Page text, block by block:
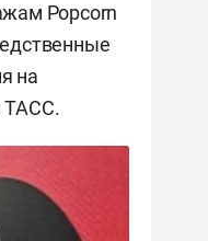
Popcorn
на
ТАСС.